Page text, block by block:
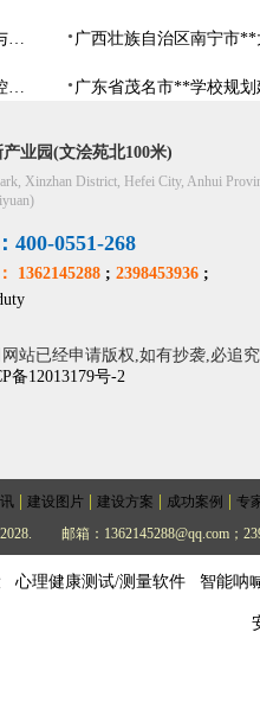
身心调适运动系统详解，运动减压与心理调适全指南
关于进一步加强大学生心理问题防控，防控大学生心理危机
业园(文浍苑北100米)
Xinzhan District, Hefei City, Anhui
400-0551-268
1362145288 ; 2398453936 ;
站已经申请版权,如有抄袭,必追
备12013179号-2
建设图片 建设方案 成功案例
专
邮箱：1362145288@qq.com；
心理健康测试/测量软件 智能呐